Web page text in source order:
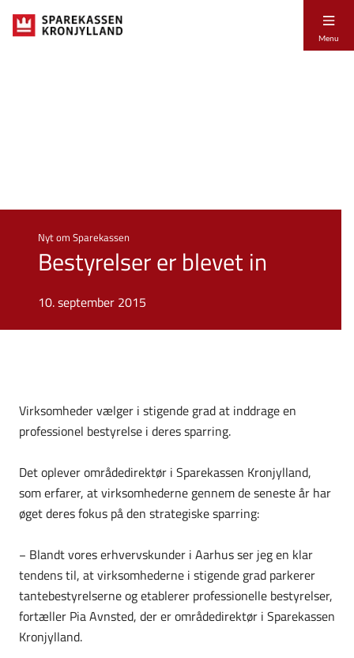
Menu
Nyt om Sparekassen
Bestyrelser er blevet in
10. september 2015
Virksomheder vælger i stigende grad at inddrage en
professionel bestyrelse i deres sparring.
Det oplever områdedirektør i Sparekassen Kronjylland,
som erfarer, at virksomhederne gennem de seneste år har
øget deres fokus på den strategiske sparring:
− Blandt vores erhvervskunder i Aarhus ser jeg en klar
tendens til, at virksomhederne i stigende grad parkerer
tantebestyrelserne og etablerer professionelle bestyrelser,
fortæller Pia Avnsted, der er områdedirektør i Sparekassen
Kronjylland.